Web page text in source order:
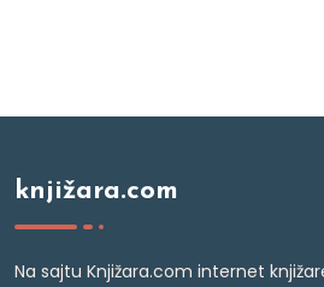
knjižara.com
Na sajtu Knjižara.com internet